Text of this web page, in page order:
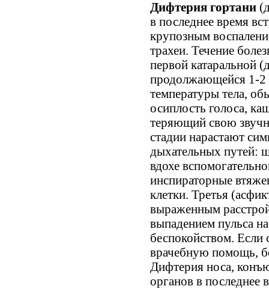
Дифтерия гортани
в последнее время
крупозным
трахеи. Течение
первой катаральной
продолжающейся 1-2
температуры тела,
осиплость голоса,
теряющий свою
стадии нарастают
дыхательных путей:
вдохе
инспираторные
клетки. Третья
выраженным
выпадением пульса
беспокойством. Если
врачебную помощь,
Дифтерия носа,
органов в последнее